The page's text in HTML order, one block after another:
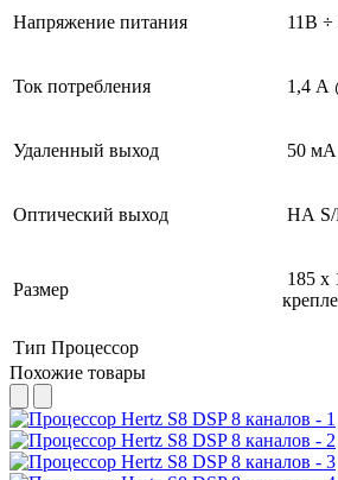
Напряжение питания 11В ÷
Ток потребления 1,4 А
Удаленный выход 50
Оптический выход НА S/
Размер
185 х
Тип Процессор
Похожие товары